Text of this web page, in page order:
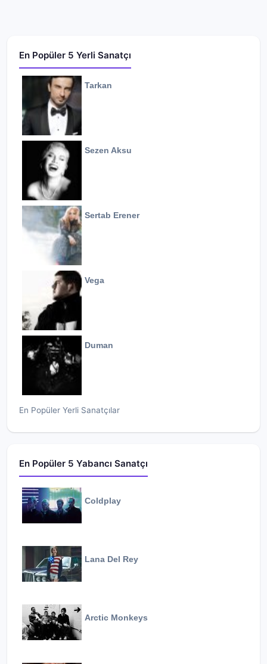
En Popüler 5 Yerli Sanatçı
Tarkan
Sezen Aksu
Sertab Erener
Vega
Duman
En Popüler Yerli Sanatçılar
En Popüler 5 Yabancı Sanatçı
Coldplay
Lana Del Rey
Arctic Monkeys